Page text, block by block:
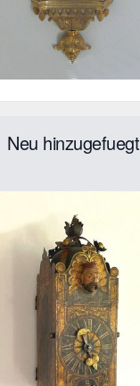
Neu hinzugefuegt